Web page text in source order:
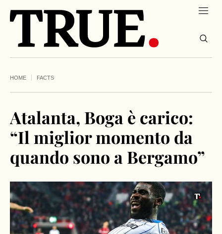
HOME FACTS
Atalanta, Boga è carico:
“Il miglior momento da
quando sono a Bergamo”